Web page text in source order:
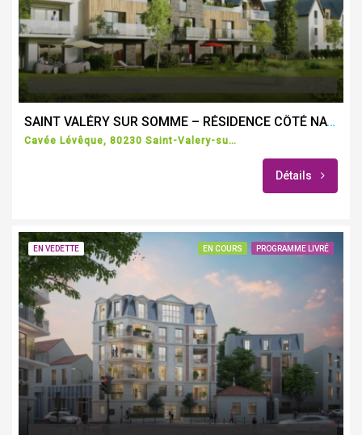
SAINT VALÉRY SUR SOMME – RÉSIDENCE CÔTÉ NATURE
Cavée Lévêque, 80230 Saint-Valery-sur-Somme, France
Détails
EN VEDETTE EN COURS PROGRAMME LIVRÉ